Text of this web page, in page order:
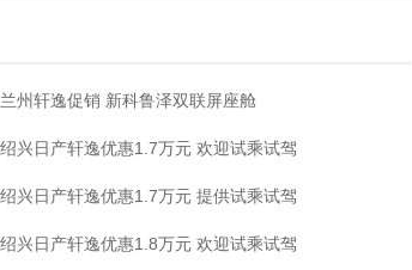
兰州轩逸促销 新科鲁泽双联屏座舱
绍兴日产轩逸优惠1.7万元 欢迎试乘试驾
绍兴日产轩逸优惠1.7万元 提供试乘试驾
绍兴日产轩逸优惠1.8万元 欢迎试乘试驾